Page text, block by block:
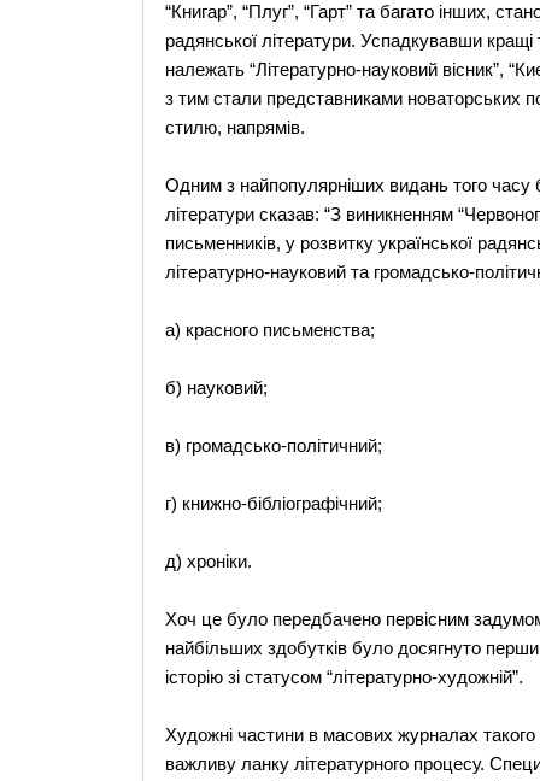
“Книгар”, “Плуг”, “Гарт” та багато інших,
радянської літератури. Успадкувавши кращі
належать “Літературно-науковий вісник”,
з тим стали представниками новаторських
стилю, напрямів.
Одним з найпопулярніших видань того часу
літератури сказав: “З виникненням
письменників, у розвитку української
літературно-науковий та громадсько-
а) красного письменства;
б) науковий;
в) громадсько-політичний;
г) книжно-бібліографічний;
д) хроніки.
Хоч це було передбачено первісним
найбільших здобутків було досягнуто
історію зі статусом “літературно-художній”.
Художні частини в масових журналах
важливу ланку літературного процесу.